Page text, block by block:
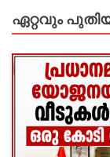
ഏറ്റവും